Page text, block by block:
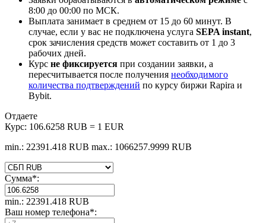
8:00 до 00:00 по МСК.
Выплата занимает в среднем от 15 до 60 минут. В
случае, если у вас не подключена услуга SEPA instant,
срок зачисления средств может составить от 1 до 3
рабочих дней.
Курс не фиксируется при создании заявки, а
пересчитывается после получения необходимого
количества подтверждений по курсу биржи Rapira и
Bybit.
Отдаете
Курс: 106.6258 RUB = 1 EUR
min.: 22391.418 RUB max.: 1066257.9999 RUB
Сумма*:
min.: 22391.418 RUB
Ваш номер телефона*: